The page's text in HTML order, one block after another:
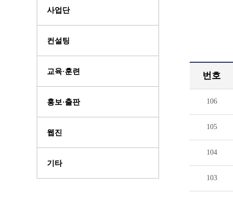
사업단
컨설팅
교육·훈련
홍보·출판
웹진
기타
번호
106
105
104
103